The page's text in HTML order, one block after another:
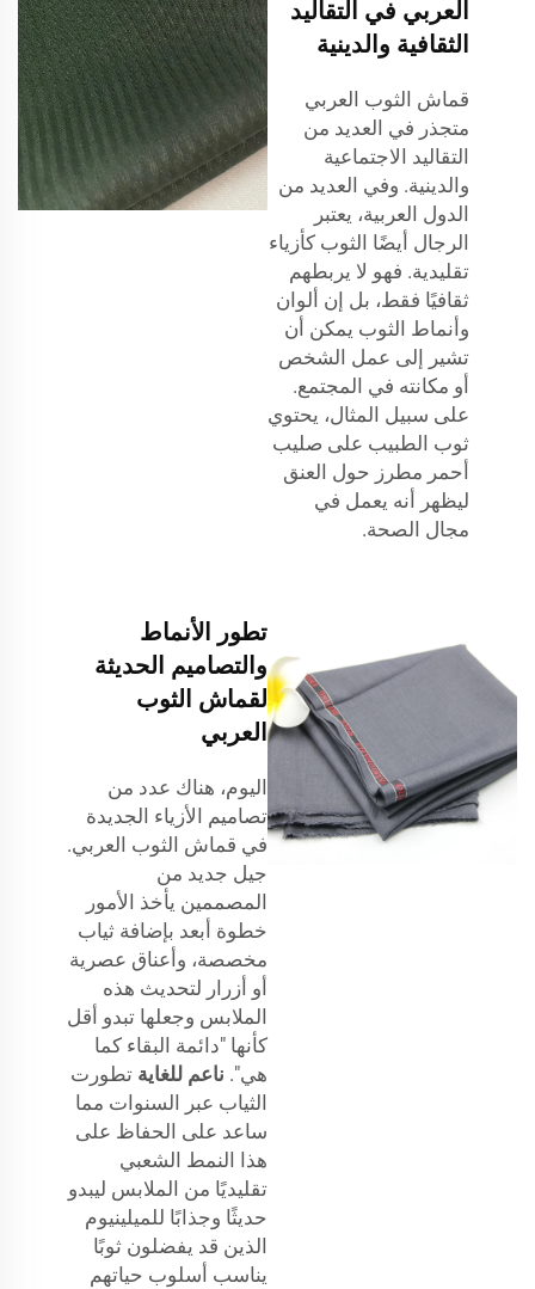
العربي في التقاليد
الثقافية والدينية
قماش الثوب العربي
متجذر في العديد من
التقاليد الاجتماعية
والدينية. وفي العديد من
الدول العربية، يعتبر
الرجال أيضًا الثوب كأزياء
تقليدية. فهو لا يربطهم
ثقافيًا فقط، بل إن ألوان
وأنماط الثوب يمكن أن
تشير إلى عمل الشخص
أو مكانته في المجتمع.
على سبيل المثال، يحتوي
ثوب الطبيب على صليب
أحمر مطرز حول العنق
ليظهر أنه يعمل في
مجال الصحة.
تطور الأنماط
والتصاميم الحديثة
لقماش الثوب
العربي
اليوم، هناك عدد من
تصاميم الأزياء الجديدة
في قماش الثوب العربي.
جيل جديد من
المصممين يأخذ الأمور
خطوة أبعد بإضافة ثياب
مخصصة، وأعناق عصرية
أو أزرار لتحديث هذه
الملابس وجعلها تبدو أقل
كأنها "دائمة البقاء كما
هي". ناعم للغاية تطورت
الثياب عبر السنوات مما
ساعد على الحفاظ على
هذا النمط الشعبي
تقليديًا من الملابس ليبدو
حديثًا وجذابًا للميلينيوم
الذين قد يفضلون ثوبًا
يناسب أسلوب حياتهم